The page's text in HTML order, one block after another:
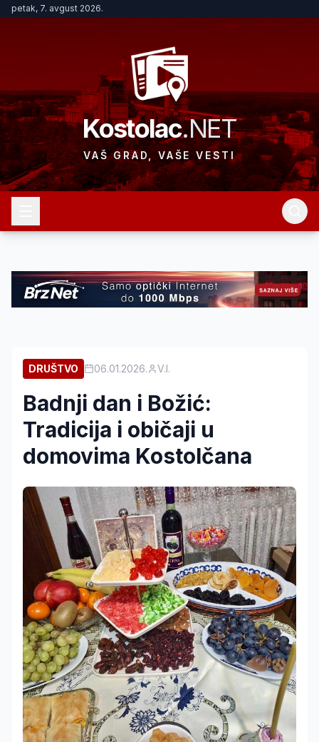
petak, 7. avgust 2026.
Kostolac.NET
VAŠ GRAD, VAŠE VESTI
DRUŠTVO 06.01.2026. V.I.
Badnji dan i Božić:
Tradicija i običaji u
domovima Kostolčana